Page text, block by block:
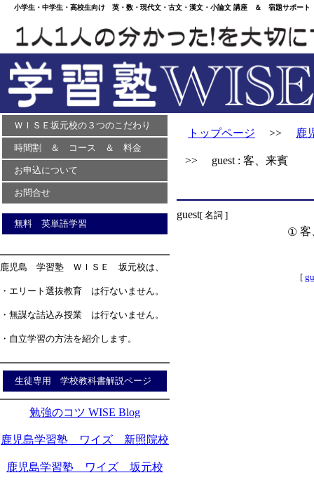
小学生・中学生・高校生向け 英・数・現代文・古文・漢文・小論文 講座 ＆ 宿題サポー
ＷＩＳＥ坂元校の３つのこだわり
時間割 ＆ コース ＆ 料金
お申込について
お問合せ
無料 英単語学習
鹿児島 学習塾 ＷＩＳＥ 坂元校は、
・エリート選抜教育 は行ないません。
・無謀な詰込み授業 は行ないません。
・自立学習の方法を紹介します。
生徒専用 学校教科書解説ページ
勉強のコツ WISE Blog
鹿児島学習塾 ワイズ 新照院校
鹿児島学習塾 ワイズ 坂元校
トップページ >> 鹿
>> guest : 客、来賓
guest[ 名詞 ]
① 客
[